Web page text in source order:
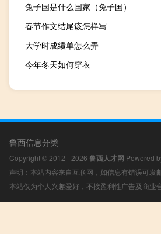
兔子国是什么国家（兔子国）
春节作文结尾该怎样写
大学时成绩单怎么弄
今年冬天如何穿衣
鲁西信息分类
Copyright © 2012 - 2026 鲁西人才网 Powered
声明：本站内容来自互联网，如信息有错误可
本站仅为个人兴趣爱好，不接盈利性广告及商业